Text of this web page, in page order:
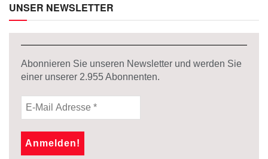
UNSER NEWSLETTER
Abonnieren Sie unseren Newsletter und werden Sie
einer unserer 2.955Abonnenten.